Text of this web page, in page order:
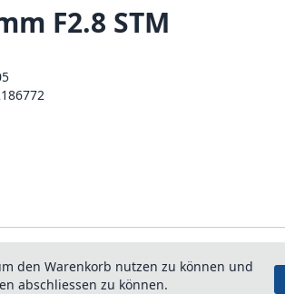
F2.8 STM
den Warenkorb nutzen zu können und
abschliessen zu können.